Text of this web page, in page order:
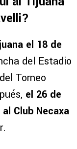
el 18 de
del Estadio
Torneo
el 26 de
Club Necaxa